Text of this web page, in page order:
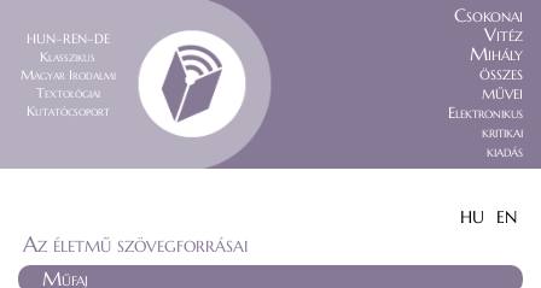
HUN–REN–DE
Klasszikus
Magyar Irodalmi
Textológiai
Kutatócsoport
Csokonai
Vitéz
Mihály
összes
művei
Elektronikus
kritikai
kiadás
HU EN
Az életmű szövegforrásai
Műfaj